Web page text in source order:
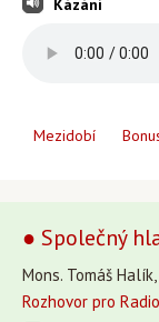
Kázání
Mezidobí
● Společný
Mons. Tomáš
Rozhovor pro